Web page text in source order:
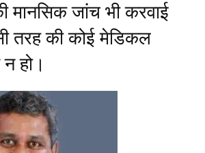
मानसिक जांच भी करवाई
तरह की कोई मेडिकल
हो।